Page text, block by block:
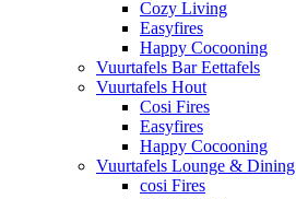
Cozy Living
Easyfires
Happy Cocooning
Vuurtafels Bar Eettafels
Vuurtafels Hout
Cosi Fires
Easyfires
Happy Cocooning
Vuurtafels Lounge & Dining
cosi Fires